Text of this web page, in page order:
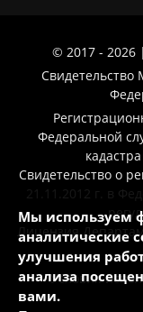
© 2017 - 2026 |
Свидетельство
Федеральной
Свидетельство о
Лицензия
Условия
Мы используем
аналитические
улучшения
анализа
вами.